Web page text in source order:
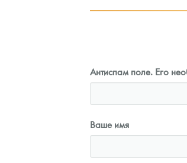
Антиспам поле. Его
Ваше имя